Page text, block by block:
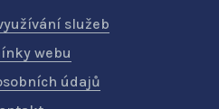
služeb
webu
údajů